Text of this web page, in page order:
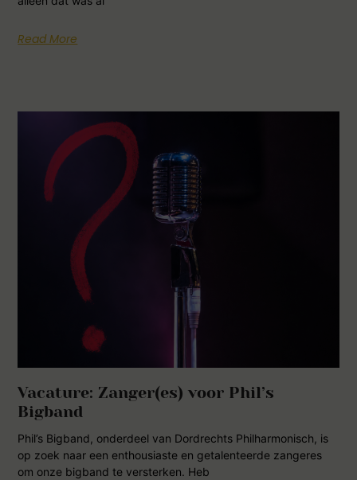
Read More
Vacature: Zanger(es) voor Phil’s
Bigband
Phil’s Bigband, onderdeel van Dordrechts Philharmonisch, is
op zoek naar een enthousiaste en getalenteerde zangeres
om onze bigband te versterken. Heb